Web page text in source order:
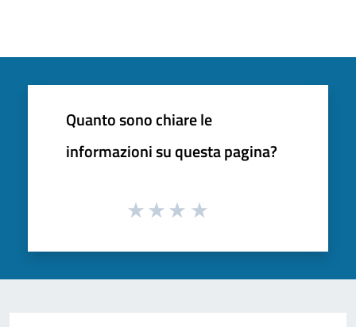
Quanto sono chiare le
informazioni su questa pagina?